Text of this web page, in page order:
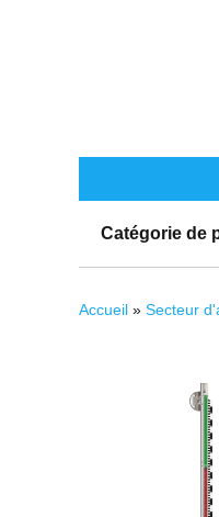
Catégorie de
Vous êtes
Accueil » Secteur